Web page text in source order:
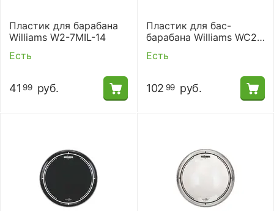
Пластик для барабана
Williams W2-7MIL-14
Есть
41 99 руб.
Пластик для бас-
барабана Williams WC2-
10MIL-22
Есть
102 99 руб.